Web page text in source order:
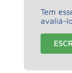
Tem
avaliá-